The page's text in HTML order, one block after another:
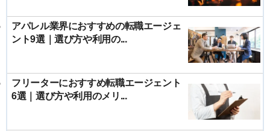
アパレル業界におすすめの転職エージェ
ント9選｜選び方や利用の...
フリーターにおすすめ転職エージェント
6選｜選び方や利用のメリ...